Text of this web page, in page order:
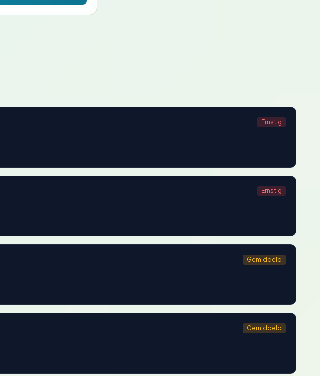
Ernstig
Ernstig
Gemiddeld
Gemiddeld